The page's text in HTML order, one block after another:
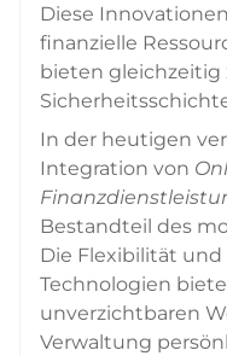
Diese
finanzielle
bieten gleichzeitig
In der heutigen
Integration von
Bestandteil des
Die Flexibilität
Technologien
unverzichtbaren
Verwaltung